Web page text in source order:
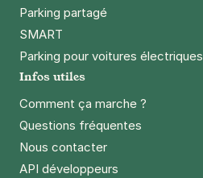
Parking partagé
SMART
Parking pour voitures électriques
Infos utiles
Comment ça marche ?
Questions fréquentes
Nous contacter
API développeurs